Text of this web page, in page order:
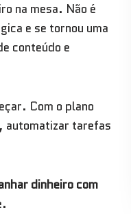
na mesa. Não é
e se tornou uma
conteúdo e
Com o plano
automatizar tarefas
dinheiro com